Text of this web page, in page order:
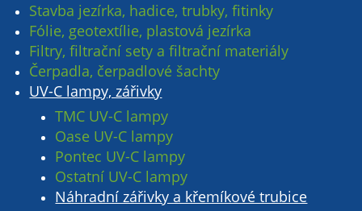
Stavba jezírka, hadice, trubky, fitinky
Fólie, geotextílie, plastová jezírka
Filtry, filtrační sety a filtrační materiály
Čerpadla, čerpadlové šachty
UV-C lampy, zářivky
TMC UV-C lampy
Oase UV-C lampy
Pontec UV-C lampy
Ostatní UV-C lampy
Náhradní zářivky a křemíkové trubice